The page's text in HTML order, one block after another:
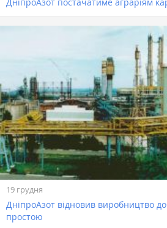
19 грудня
ДніпроАзот відновив виробництво
простою